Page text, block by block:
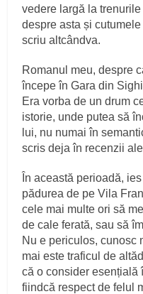
vedere largă la
despre asta și
scriu altcândva.
Romanul meu, despre
începe în Gara din
Era vorba de un drum
istorie, unde putea să
lui, nu numai în
scris deja în recenzii
În această perioadă,
pădurea de pe Vila
cele mai multe ori să
de cale ferată, sau să
Nu e periculos, cunosc
mai este traficul de
că o consider esențială
fiindcă respect de felul